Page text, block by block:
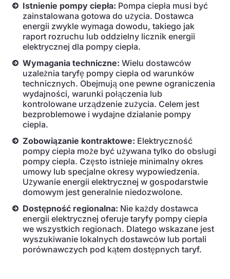
Istnienie pompy ciepła: Pompa ciepła musi być
zainstalowana gotowa do użycia. Dostawca
energii zwykle wymaga dowodu, takiego jak
raport rozruchu lub oddzielny licznik energii
elektrycznej dla pompy ciepła.
Wymagania techniczne: Wielu dostawców
uzależnia taryfę pompy ciepła od warunków
technicznych. Obejmują one pewne ograniczenia
wydajności, warunki połączenia lub
kontrolowane urządzenie zużycia. Celem jest
bezproblemowe i wydajne działanie pompy
ciepła.
Zobowiązanie kontraktowe: Elektryczność
pompy ciepła może być używana tylko do obsługi
pompy ciepła. Często istnieje minimalny okres
umowy lub specjalne okresy wypowiedzenia.
Używanie energii elektrycznej w gospodarstwie
domowym jest generalnie niedozwolone.
Dostępność regionalna: Nie każdy dostawca
energii elektrycznej oferuje taryfy pompy ciepła
we wszystkich regionach. Dlatego wskazane jest
wyszukiwanie lokalnych dostawców lub portali
porównawczych pod kątem dostępnych taryf.